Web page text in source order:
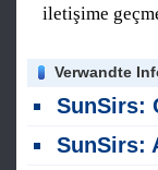
iletişime
Verwandte
SunSirs: Çin Silikon
SunSirs: Ayıcı